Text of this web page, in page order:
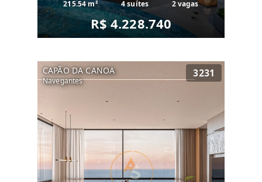
215.54 m² 4 suítes 2 vagas
R$ 4.228.740
CAPÃO DA CANOA
Navegantes
3231